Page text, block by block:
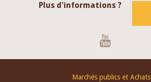
Plus d'informations ?
Marchés publics et Achats